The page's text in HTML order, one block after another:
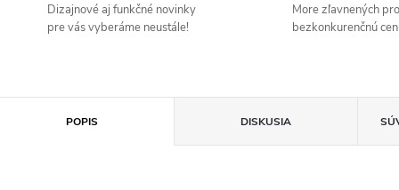
Dizajnové aj funkčné novinky
pre vás vyberáme neustále!
More zľavnených
bezkonkurenčnú
POPIS DISKUSIA